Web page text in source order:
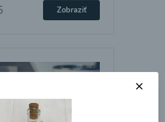
Zobraziť